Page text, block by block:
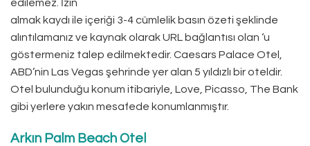
edilemez. İzin
almak kaydı ile içeriği 3-4 cümlelik basın özeti şeklinde
alıntılamanız ve kaynak olarak URL bağlantısı olan ‘u
göstermeniz talep edilmektedir. Caesars Palace Otel,
ABD’nin Las Vegas şehrinde yer alan 5 yıldızlı bir oteldir.
Otel bulunduğu konum itibariyle, Love, Picasso, The Bank
gibi yerlere yakın mesafede konumlanmıştır.
Arkın Palm Beach Otel